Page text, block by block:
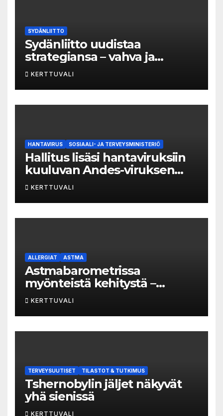
SYDÄNLIITTO
Sydänliitto uudistaa
strategiansa – vahva ja
vaikuttava toimija
sydänterveyden puolesta
KERTTUVALI
HANTAVIRUS SOSIAALI- JA TERVEYSMINISTERIÖ
Hallitus lisäsi hantaviruksiin
kuuluvan Andes-viruksen
aiheuttaman taudin
yleisvaarallisten
tartuntatautien luetteloon
KERTTUVALI
ALLERGIAT ASTMA
Astmabarometrissa
myönteistä kehitystä –
astman seurantaa edelleen
kehitettävä
KERTTUVALI
TERVEYSUUTISET TILASTOT & TUTKIMUS
Tshernobylin jäljet näkyvät
yhä sienissä
KERTTUVALI